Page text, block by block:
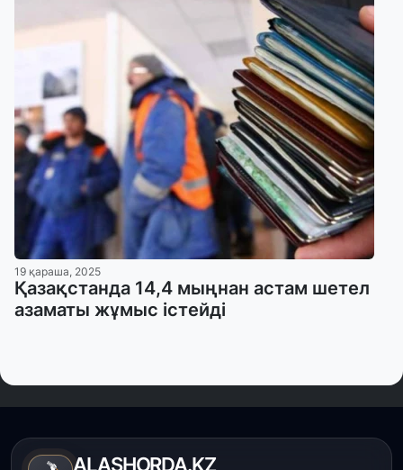
19 қараша, 2025
Қазақстанда 14,4 мыңнан астам шетел
азаматы жұмыс істейді
ALASHORDA.KZ